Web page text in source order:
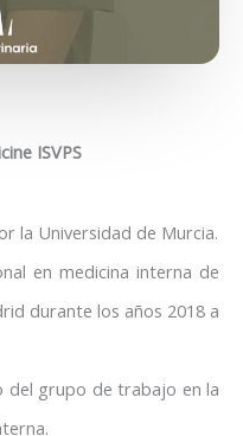
ISVPS
la Universidad de Murcia.
en medicina interna de
durante los años 2018 a
del grupo de trabajo en la